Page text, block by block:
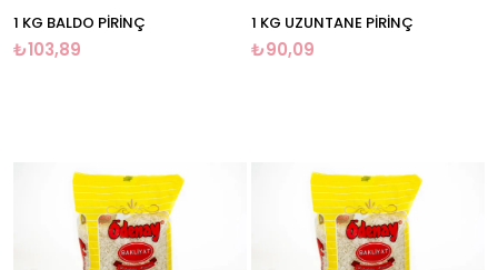
1 KG BALDO PİRİNÇ
₺103,89
1 KG UZUNTANE PİRİNÇ
₺90,09